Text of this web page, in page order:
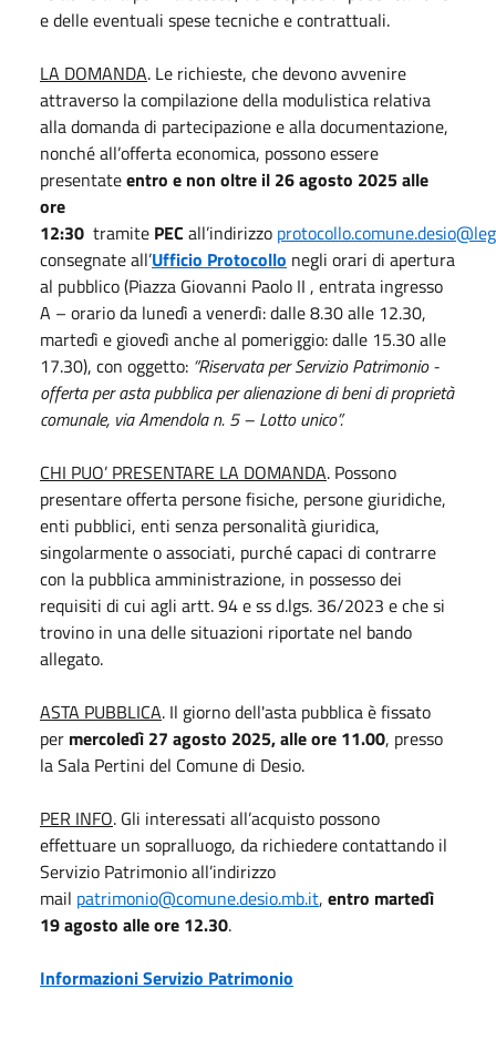
e delle eventuali spese tecniche e contrattuali.
LA DOMANDA. Le richieste, che devono avvenire
attraverso la compilazione della modulistica relativa
alla domanda di partecipazione e alla documentazione,
nonché all’offerta economica, possono essere
presentateentro e non oltre il 26 agosto 2025 alle
ore
12:30 tramite PEC all’indirizzo
consegnate all’Ufficio Protocollo negli orari di apertura
al pubblico (Piazza Giovanni Paolo II , entrata ingresso
A – orario da lunedì a venerdì: dalle 8.30 alle 12.30,
martedì e giovedì anche al pomeriggio: dalle 15.30 alle
17.30), con oggetto: “Riservata per Servizio Patrimonio -
offerta per asta pubblica per alienazione di beni di proprietà
comunale, via Amendola n. 5 – Lotto unico”.
CHI PUO’ PRESENTARE LA DOMANDA. Possono
presentare offerta persone fisiche, persone giuridiche,
enti pubblici, enti senza personalità giuridica,
singolarmente o associati, purché capaci di contrarre
con la pubblica amministrazione, in possesso dei
requisiti di cui agli artt. 94 e ss d.lgs. 36/2023 e che si
trovino in una delle situazioni riportate nel bando
allegato.
ASTA PUBBLICA. Il giorno dell'asta pubblica è fissato
per mercoledì 27 agosto 2025, alle ore 11.00, presso
la Sala Pertini del Comune di Desio.
PER INFO. Gli interessati all’acquisto possono
effettuare un sopralluogo, da richiedere contattando il
Servizio Patrimonio all’indirizzo
mail patrimonio@comune.desio.mb.it, entro martedì
19 agosto alle ore 12.30.
Informazioni Servizio Patrimonio